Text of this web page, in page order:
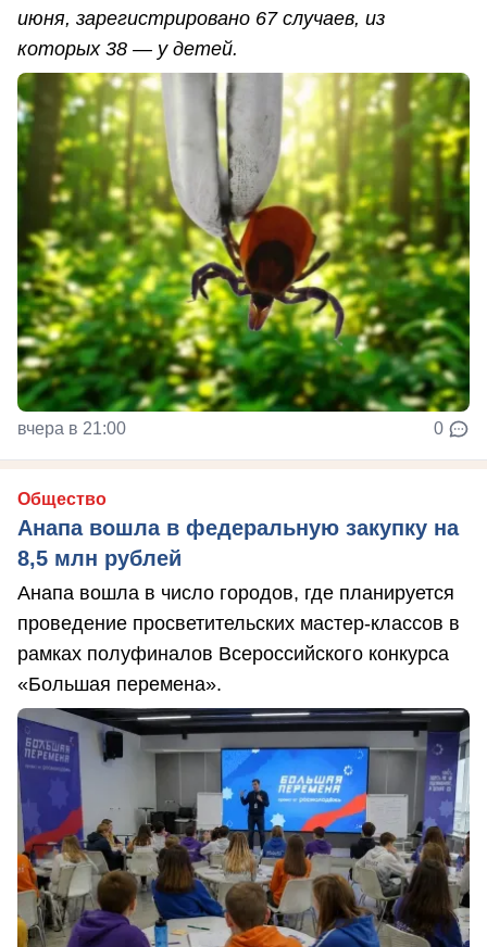
июня, зарегистрировано 67 случаев, из
которых 38 — у детей.
вчера в 21:00 0
Общество
Анапа вошла в федеральную закупку на
8,5 млн рублей
Анапа вошла в число городов, где планируется
проведение просветительских мастер-классов в
рамках полуфиналов Всероссийского конкурса
«Большая перемена».